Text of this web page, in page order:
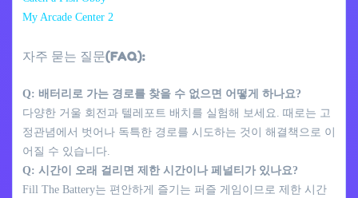
My Arcade Center 2
자주 묻는 질문(FAQ):
Q: 배터리로 가는 경로를 찾을 수 없으면 어떻게 하나요?
다양한 거울 회전과 텔레포트 배치를 실험해 보세요. 때로는 고
정관념에서 벗어나 독특한 경로를 시도하는 것이 해결책으로 이
어질 수 있습니다.
Q: 시간이 오래 걸리면 제한 시간이나 페널티가 있나요?
Fill The Battery는 편안하게 즐기는 퍼즐 게임이므로 제한 시간